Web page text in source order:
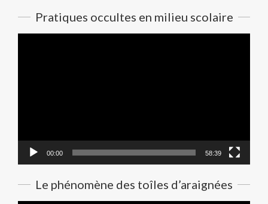
Pratiques occultes en milieu scolaire
00:00 58:39
Le phénomène des toîles d’araignées